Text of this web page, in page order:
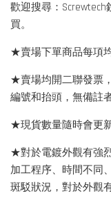
歡迎搜尋：
買。
★賣場下單商品每項均
★賣場均開二聯發票
編號和抬頭，無備註
★現貨數量隨時會更
★對於電鍍外觀有強
加工程序、時間不同
斑駁狀況，對於外觀